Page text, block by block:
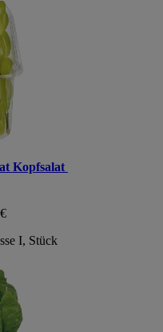
Kopfsalat
I, Stück